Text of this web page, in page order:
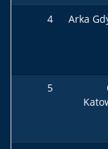
4 Arka
5